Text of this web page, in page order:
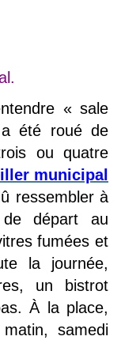
« sale
été roué de
ou quatre
municipal
ressembler à
départ au
fumées et
la journée,
un bistrot
À la place,
samedi